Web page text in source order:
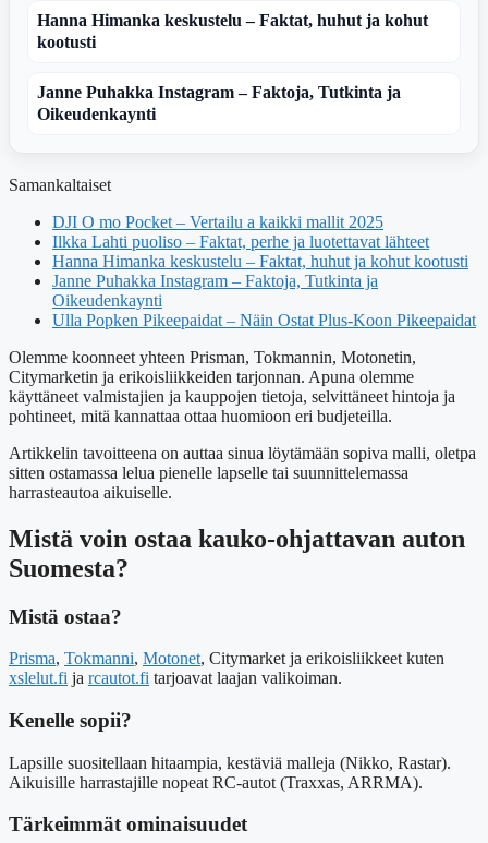
Hanna Himanka keskustelu – Faktat, huhut ja kohut
kootusti
Janne Puhakka Instagram – Faktoja, Tutkinta ja
Oikeudenkaynti
Samankaltaiset
DJI O mo Pocket – Vertailu a kaikki mallit 2025
Ilkka Lahti puoliso – Faktat, perhe ja luotettavat lähteet
Hanna Himanka keskustelu – Faktat, huhut ja kohut kootusti
Janne Puhakka Instagram – Faktoja, Tutkinta ja
Oikeudenkaynti
Ulla Popken Pikeepaidat – Näin Ostat Plus-Koon Pikeepaidat
Olemme koonneet yhteen Prisman, Tokmannin, Motonetin,
Citymarketin ja erikoisliikkeiden tarjonnan. Apuna olemme
käyttäneet valmistajien ja kauppojen tietoja, selvittäneet hintoja ja
pohtineet, mitä kannattaa ottaa huomioon eri budjeteilla.
Artikkelin tavoitteena on auttaa sinua löytämään sopiva malli, oletpa
sitten ostamassa lelua pienelle lapselle tai suunnittelemassa
harrasteautoa aikuiselle.
Mistä voin ostaa kauko-ohjattavan auton
Suomesta?
Mistä ostaa?
Prisma, Tokmanni, Motonet, Citymarket ja erikoisliikkeet kuten
xslelut.fi ja rcautot.fi tarjoavat laajan valikoiman.
Kenelle sopii?
Lapsille suositellaan hitaampia, kestäviä malleja (Nikko, Rastar).
Aikuisille harrastajille nopeat RC-autot (Traxxas, ARRMA).
Tärkeimmät ominaisuudet